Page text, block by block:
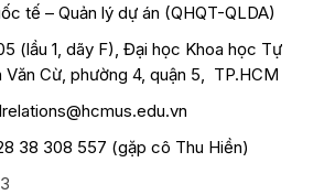
tế – Quản lý dự án (QHQT-QLDA)
(lầu 1, dãy F), Đại học Khoa học Tự
Văn Cừ, phường 4, quận 5, TP.HCM
38 308 557 (gặp cô Thu Hiền)